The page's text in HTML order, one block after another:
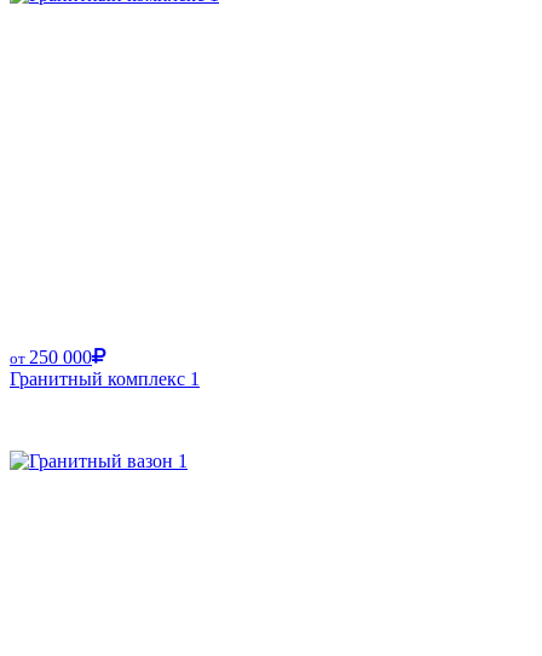
от 250 000
Гранитный комплекс 1